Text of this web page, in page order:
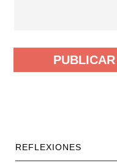
REFLEXIONES